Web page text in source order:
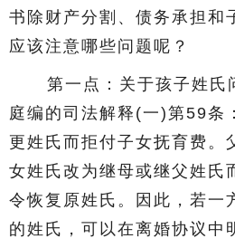
书除财产分割、债务承担和
应该注意哪些问题呢？
第一点：关于孩子姓氏
庭编的司法解释(一)第59条
更姓氏而拒付子女抚育费。
女姓氏改为继母或继父姓氏
令恢复原姓氏。因此，若一
的姓氏，可以在离婚协议中